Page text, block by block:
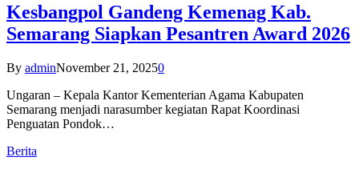
Kesbangpol Gandeng Kemenag Kab.
Semarang Siapkan Pesantren Award 2026
By adminNovember 21, 20250
Ungaran – Kepala Kantor Kementerian Agama Kabupaten
Semarang menjadi narasumber kegiatan Rapat Koordinasi
Penguatan Pondok…
Berita